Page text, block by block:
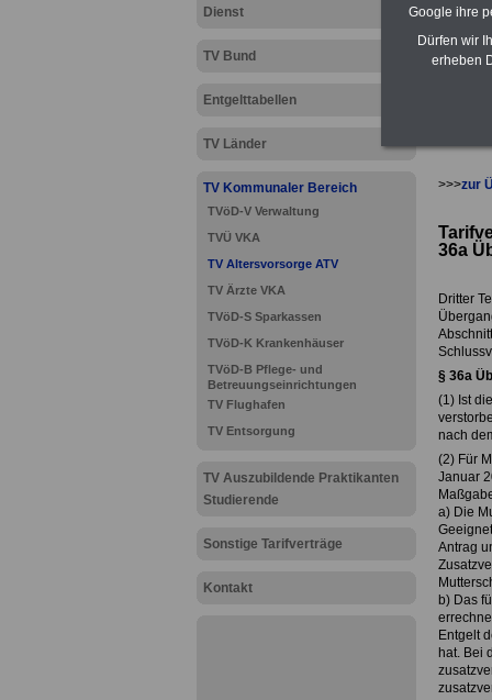
Dienst
TV Bund
Entgelttabellen
TV Länder
TV Kommunaler Bereich
TVöD-V Verwaltung
TVÜ VKA
TV Altersvorsorge ATV
TV Ärzte VKA
TVöD-S Sparkassen
TVöD-K Krankenhäuser
TVöD-B Pflege- und
Betreuungseinrichtungen
TV Flughafen
TV Entsorgung
TV Auszubildende Praktikanten
Studierende
Sonstige Tarifverträge
Kontakt
>>>zur
36a
Dritter
§ 36a
(1) Ist
nach
(2) Für
Januar
a) Die
Antrag
b) Das
Entgelt
hat. Bei
Google ihre
Dürfen wir
erheben